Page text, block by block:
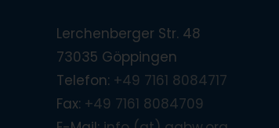
Lerchenberger Str. 48
73035 Göppingen
Telefon: +49 7161 8084717
Fax: +49 7161 8084709